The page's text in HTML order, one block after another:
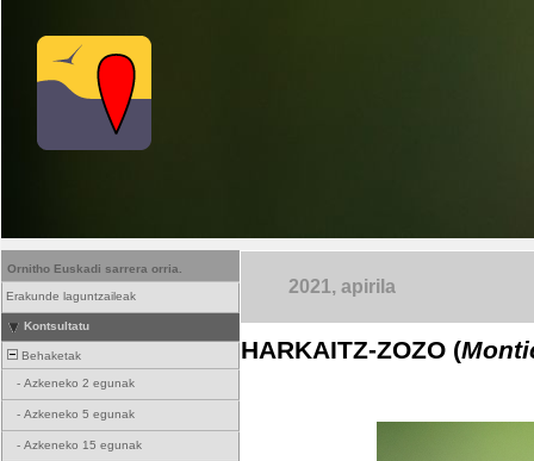
Ornitho Euskadi sarrera orria.
Erakunde laguntzaileak
Kontsultatu
Behaketak
- Azkeneko 2 egunak
- Azkeneko 5 egunak
- Azkeneko 15 egunak
2021, apirila
HARKAITZ-ZOZO (